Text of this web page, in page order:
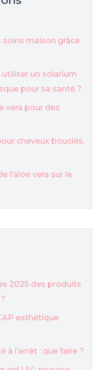
soins maison grâce
un solarium
pour sa santé ?
vera pour des
cheveux bouclés,
l’aloe vera sur le
2025 des produits
esthétique
à l’arrêt : que faire ?